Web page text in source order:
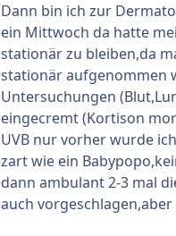
Dann bin ich zur
ein Mittwoch da hatte
stationär zu bleiben,da
stationär aufgenommen
Untersuchungen
eingecremt (Kortison
UVB nur vorher wurde
zart wie ein
dann ambulant 2-3 mal
auch